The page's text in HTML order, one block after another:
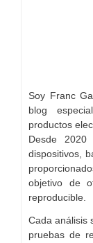
Soy Franc
blog
productos
Desde
dispositivos,
objetivo de
reproducible.
Cada análisis
pruebas de